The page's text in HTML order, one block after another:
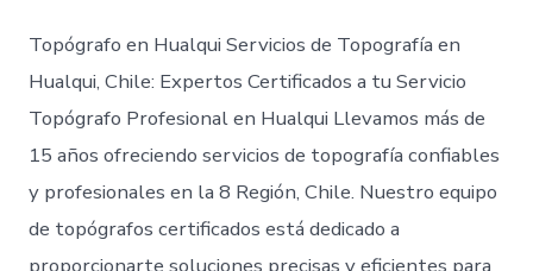
Topógrafo en Hualqui Servicios de Topografía en
Hualqui, Chile: Expertos Certificados a tu Servicio
Topógrafo Profesional en Hualqui Llevamos más de
15 años ofreciendo servicios de topografía confiables
y profesionales en la 8 Región, Chile. Nuestro equipo
de topógrafos certificados está dedicado a
proporcionarte soluciones precisas y eficientes para